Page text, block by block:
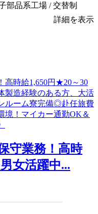
部品系工場 / 交替制
詳細を表示
守業務！高時
女活躍中...